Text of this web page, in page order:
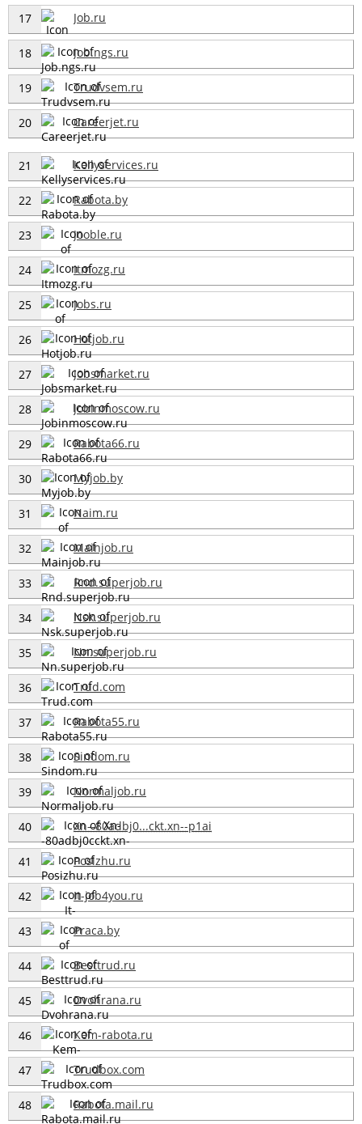
17 Job.ru
18 Job.ngs.ru
19 Trudvsem.ru
20 Careerjet.ru
21 Kellyservices.ru
22 Rabota.by
23 Jooble.ru
24 Itmozg.ru
25 Jobs.ru
26 Hotjob.ru
27 Jobsmarket.ru
28 Jobinmoscow.ru
29 Rabota66.ru
30 Myjob.by
31 Naim.ru
32 Mainjob.ru
33 Rnd.superjob.ru
34 Nsk.superjob.ru
35 Nn.superjob.ru
36 Trud.com
37 Rabota55.ru
38 Sindom.ru
39 Normaljob.ru
40 Xn--80adbj0...ckt.xn--p1ai
41 Posizhu.ru
42 It-job4you.ru
43 Praca.by
44 Besttrud.ru
45 Dvohrana.ru
46 Kem-rabota.ru
47 Trudbox.com
48 Rabota.mail.ru